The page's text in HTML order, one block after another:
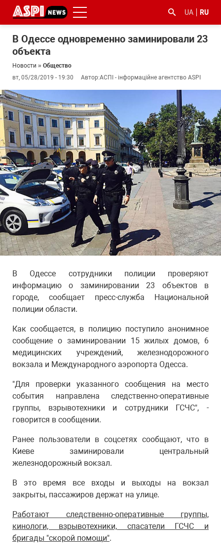
UA RU
В Одессе одновременно заминировали 23
объекта
Новости » Общество
вт, 05/28/2019 - 19:30
Автор:АСПІ - інформаційне агентство ASPI
В Одессе сотрудники полиции проверяют
информацию о заминировании 23 объектов в
городе, сообщает пресс-служба Национальной
полиции области.
Как сообщается, в полицию поступило анонимное
сообщение о заминировании 15 жилых домов, 6
медицинских учреждений, железнодорожного
вокзала и Международного аэропорта Одесса.
"Для проверки указанного сообщения на место
события направлена следственно-оперативные
группы, взрывотехники и сотрудники ГСЧС", -
говорится в сообщении.
Ранее пользователи в соцсетях сообщают, что в
Киеве заминировали центральный
железнодорожный вокзал.
В это время все входы и выходы на вокзал
закрыты, пассажиров держат на улице.
Работают следственно-оперативные группы,
кинологи, взрывотехники, спасатели ГСЧС и
бригады "скорой помощи".
#ООС
#боротьба
з
корупцією
#гфс #Киев #коронавірус